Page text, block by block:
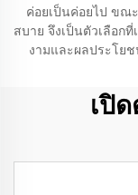
ค่อยเป็นค่อยไป ขณ
สบาย จึงเป็นตัวเลือก
งามและผลประโย
เปิ